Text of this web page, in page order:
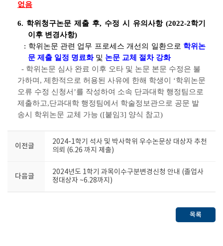
없음
6. 학위청구논문 제출 후, 수정 시 유의사항 (2022-2학기
이후 변경사항)
: 학위논문 관련 업무 프로세스 개선의 일환으로 학위논
문 제출 일정 명료화및 논문 교체 절차 강화
- 학위논문 심사 완료 이후 오타 및 논문 본문 수정은 불
가하며, 제한적으로 허용된 사유에 한해 학생이 ‘학위논문
오류 수정 신청서’를 작성하여 소속 단과대학 행정팀으로
제출하고,단과대학 행정팀에서 학술정보관으로 공문 발
송시 학위논문 교체 가능 ([붙임3] 양식 참고)
이전글
2024-1학기 석사 및 박사학위 우수논문상 대상자 추천
의뢰 (6.26 까지 제출)
다음글
2024년도 1학기 과목이수구분변경신청 안내 (졸업사
정대상자 ~6.28까지)
목록